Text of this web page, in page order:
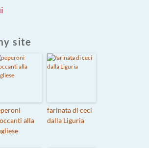
site
alla
farinata di ceci
dalla Liguria